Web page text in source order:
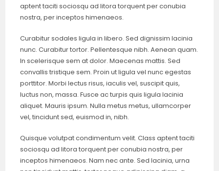
aptent taciti sociosqu ad litora torquent per conubia
nostra, per inceptos himenaeos.
Curabitur sodales ligula in libero. Sed dignissim lacinia
nunc. Curabitur tortor. Pellentesque nibh. Aenean quam.
In scelerisque sem at dolor. Maecenas mattis. Sed
convallis tristique sem. Proin ut ligula vel nunc egestas
porttitor. Morbi lectus risus, iaculis vel, suscipit quis,
luctus non, massa. Fusce ac turpis quis ligula lacinia
aliquet. Mauris ipsum. Nulla metus metus, ullamcorper
vel, tincidunt sed, euismod in, nibh.
Quisque volutpat condimentum velit. Class aptent taciti
sociosqu ad litora torquent per conubia nostra, per
inceptos himenaeos. Nam nec ante. Sed lacinia, urna